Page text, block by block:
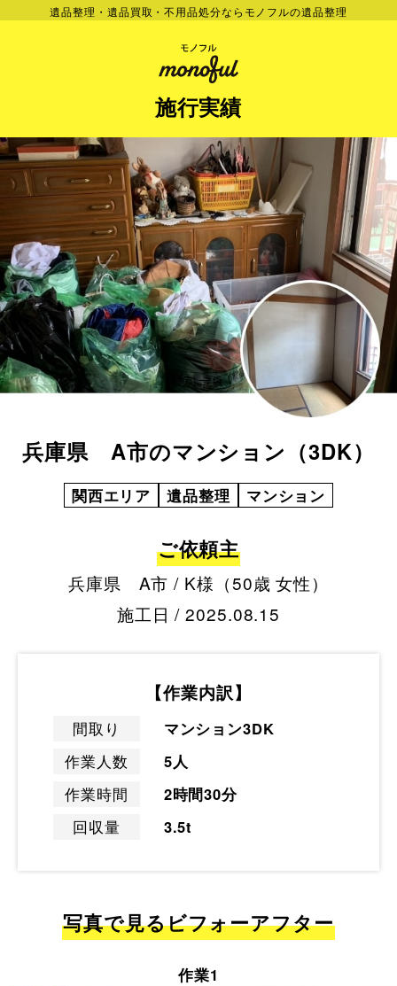
遺品整理・遺品買取・不用品処分ならモノフルの遺品整理
施行実績
兵庫県 A市のマンション（3DK）
関西エリア 遺品整理 マンション
ご依頼主
兵庫県 A市 / K様（50歳 女性）
施工日 / 2025.08.15
【作業内訳】
間取り
マンション3DK
作業人数
5人
作業時間
2時間30分
回収量
3.5t
写真で見るビフォーアフター
作業1